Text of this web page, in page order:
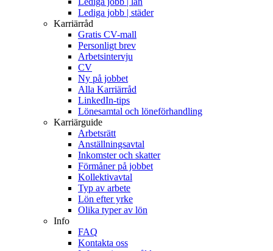
Lediga jobb | städer
Karriärråd
Gratis CV-mall
Personligt brev
Arbetsintervju
CV
Ny på jobbet
Alla Karriärråd
LinkedIn-tips
Lönesamtal och löneförhandling
Karriärguide
Arbetsrätt
Anställningsavtal
Inkomster och skatter
Förmåner på jobbet
Kollektivavtal
Typ av arbete
Lön efter yrke
Olika typer av lön
Info
FAQ
Kontakta oss